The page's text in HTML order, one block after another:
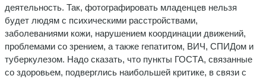
деятельность. Так, фотографировать младенцев нельзя
будет людям с психическими расстройствами,
заболеваниями кожи, нарушением координации движений,
проблемами со зрением, а также гепатитом, ВИЧ, СПИДом и
туберкулезом. Надо сказать, что пункты ГОСТА, связанные
со здоровьем, подверглись наибольшей критике, в связи с